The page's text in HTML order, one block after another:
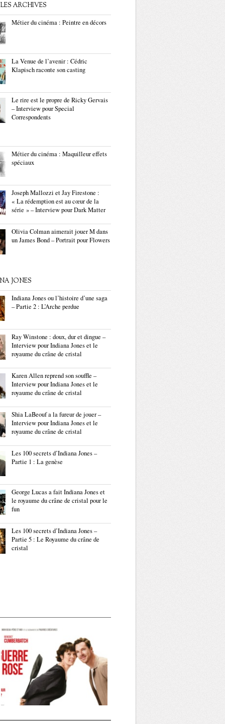
ARCHIVES
Métier du cinéma : Peintre en décors
La Venue de l’avenir : Cédric
Klapisch raconte son casting
Le rire est le propre de Ricky Gervais
– Interview pour Special
Correspondents
Métier du cinéma : Maquilleur effets
spéciaux
Joseph Mallozzi et Jay Firestone :
« La rédemption est au cœur de la
série » – Interview pour Dark Matter
Olivia Colman aimerait jouer M dans
un James Bond – Portrait pour Flowers
JONES
Indiana Jones ou l’histoire d’une saga
– Partie 2 : L’Arche perdue
Ray Winstone : doux, dur et dingue –
Interview pour Indiana Jones et le
royaume du crâne de cristal
Karen Allen reprend son souffle –
Interview pour Indiana Jones et le
royaume du crâne de cristal
Shia LaBeouf a la fureur de jouer –
Interview pour Indiana Jones et le
royaume du crâne de cristal
Les 100 secrets d’Indiana Jones –
Partie 1 : La genèse
George Lucas a fait Indiana Jones et
le royaume du crâne de cristal pour le
fun
Les 100 secrets d’Indiana Jones –
Partie 5 : Le Royaume du crâne de
cristal